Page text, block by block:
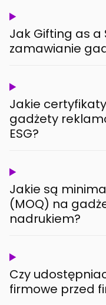
Jak Gifting as a
zamawianie
Jakie
gadżety
ESG?
Jakie są
(MOQ) na
nadrukiem?
Czy
firmowe przed